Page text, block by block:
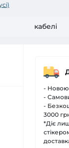
кабелі
- Новою
-
-
3000
*Діє